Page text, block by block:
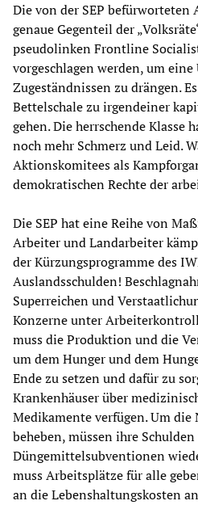
Die von der SEP befürworteten
genaue Gegenteil der
pseudolinken Frontline
vorgeschlagen werden, um
Zugeständnissen zu drängen.
Bettelschale zu irgendeiner
gehen. Die herrschende Klasse
noch mehr Schmerz und Leid.
Aktionskomitees als
demokratischen Rechte der
Die SEP hat eine Reihe von
Arbeiter und Landarbeiter
der Kürzungsprogramme des
Auslandsschulden!
Superreichen und
Konzerne unter
muss die Produktion und die
um dem Hunger und dem
Ende zu setzen und dafür zu
Krankenhäuser über
Medikamente verfügen. Um
beheben, müssen ihre
Düngemittelsubventionen
muss Arbeitsplätze für alle
an die Lebenshaltungskosten